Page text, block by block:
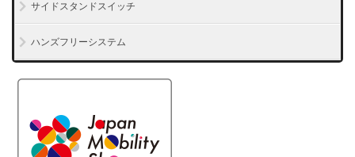
サイドスタンドスイッチ
ハンズフリーシステム